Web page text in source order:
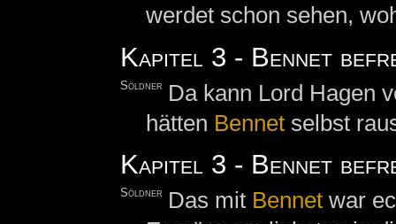
werdet schon sehen,
Kapitel 3 - Bennet
Söldner
Da kann Lord Hagen
hätten Bennetselbst
Kapitel 3 - Bennet
Söldner Das mit Bennet war